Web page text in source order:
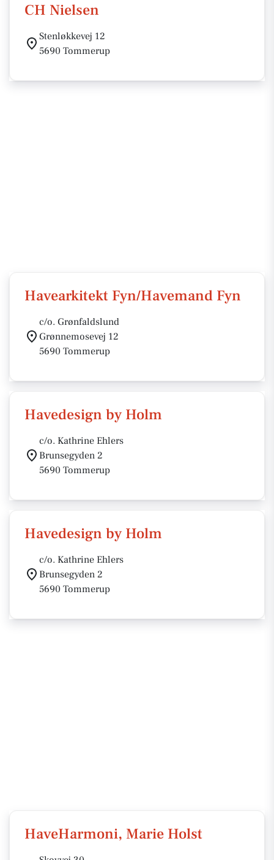
CH Nielsen
Stenløkkevej 12
5690 Tommerup
Havearkitekt Fyn/Havemand Fyn
c/o. Grønfaldslund
Grønnemosevej 12
5690 Tommerup
Havedesign by Holm
c/o. Kathrine Ehlers
Brunsegyden 2
5690 Tommerup
Havedesign by Holm
c/o. Kathrine Ehlers
Brunsegyden 2
5690 Tommerup
HaveHarmoni, Marie Holst